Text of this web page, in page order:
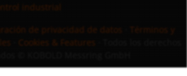
industrial
de privacidad de datos
Términos y
Cookies & Features